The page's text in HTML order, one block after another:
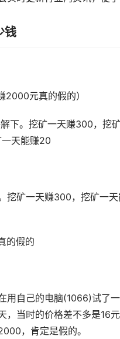
钱
元真的假的）
下。挖矿一天赚300，挖
天能赚20
挖矿一天赚300，挖矿一
的假的
用自己的电脑(1066)试了
，当时的价格差不多是16
，肯定是假的。